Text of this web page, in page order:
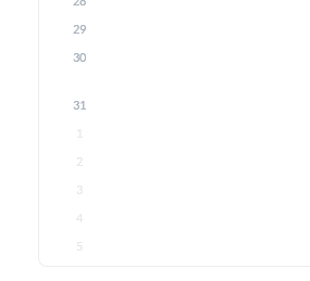
29
30
31
1
2
3
4
5